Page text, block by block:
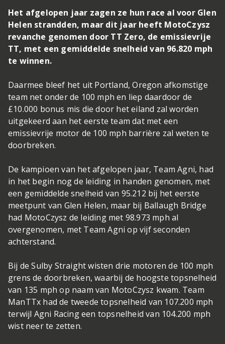
Het afgelopen jaar zagen ze hun race al voor Glen
Helen strandden, maar dit jaar heeft MotoCzysz
revanche genomen door TT Zero, de emissievrije
TT, met een gemiddelde snelheid van 96.820 mph
te winnen.
Daarmee bleef het uit Portland, Oregon afkomstige
team net onder de 100 mph en liep daardoor de
£10.000 bonus mis die door het eiland zal worden
uitgekeerd aan het eerste team dat met een
emissievrije motor de 100 mph barrière zal weten te
doorbreken.
De kampioen van het afgelopen jaar, Team Agni, had
in het begin nog de leiding in handen genomen, met
een gemiddelde snelheid van 95.212 bij het eerste
meetpunt van Glen Helen, maar bij Ballaugh Bridge
had MotoCzysz de leiding met 98.973 mph al
overgenomen, met Team Agni op vijf seconden
achterstand.
Bij de Sulby Straight wisten drie motoren de 100 mph
grens de doorbreken, waarbij de hoogste topsnelheid
van 135 mph op naam van MotoCzysz kwam. Team
ManTTx had de tweede topsnelheid van 107.200 mph
terwijl Agni Racing een topsnelheid van 104.200 mph
wist neer te zetten.